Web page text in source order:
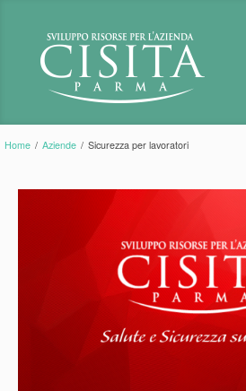
Home / Aziende / Sicurezza per lavoratori